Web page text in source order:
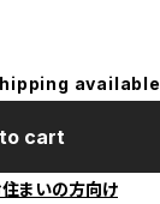
available
cart
まいの方向け